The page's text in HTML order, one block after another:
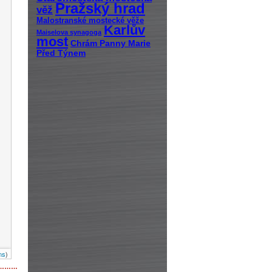
)
věž Pražský hrad
Malostranské mostecké věže
Maiselova synagoga Karlův
most Chrám Panny Marie
Před Týnem